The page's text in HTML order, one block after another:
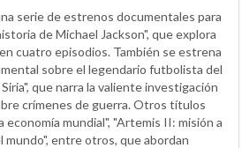
serie de estrenos documentales para
de Michael Jackson", que explora
cuatro episodios. También se estrena
sobre el legendario futbolista del
que narra la valiente investigación
crímenes de guerra. Otros títulos
economía mundial", "Artemis II: misión a
mundo", entre otros, que abordan